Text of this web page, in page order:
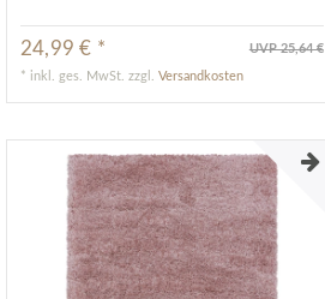
UVP 25,64 €
24,99 € *
* inkl. ges. MwSt. zzgl. Versandkosten